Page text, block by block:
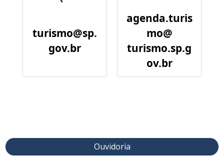
turismo@sp.
gov.br
agenda.turis
mo@
turismo.sp.g
ov.br
Ouvidoria